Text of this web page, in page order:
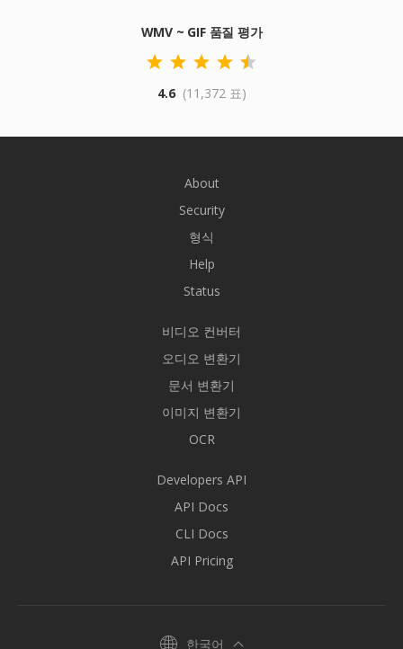
WMV ~ GIF 품질 평가
4.6 (11,372 표)
About
Security
형식
Help
Status
비디오 컨버터
오디오 변환기
문서 변환기
이미지 변환기
OCR
Developers API
API Docs
CLI Docs
API Pricing
한국어